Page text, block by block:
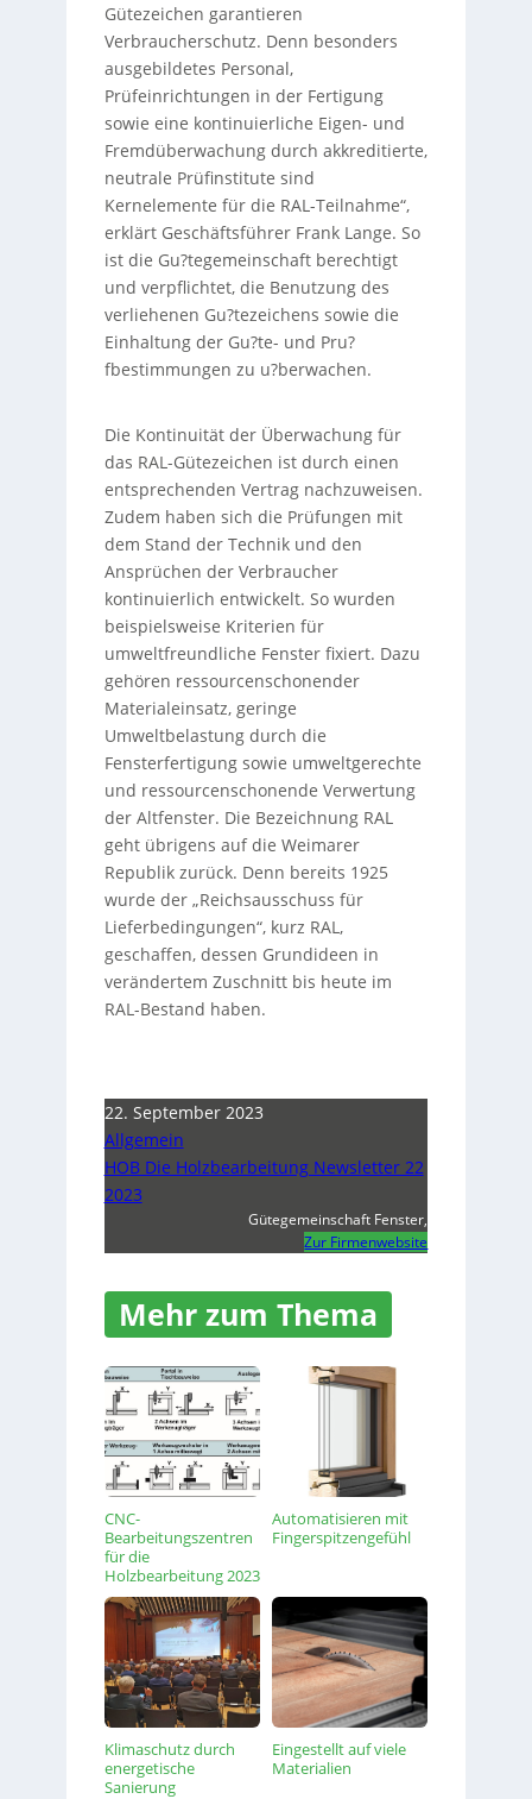
Gütezeichen garantieren
Verbraucherschutz. Denn besonders
ausgebildetes Personal,
Prüfeinrichtungen in der Fertigung
sowie eine kontinuierliche Eigen- und
Fremdüberwachung durch akkreditierte,
neutrale Prüfinstitute sind
Kernelemente für die RAL-Teilnahme“,
erklärt Geschäftsführer Frank Lange. So
ist die Gu?tegemeinschaft berechtigt
und verpflichtet, die Benutzung des
verliehenen Gu?tezeichens sowie die
Einhaltung der Gu?te- und Pru?
fbestimmungen zu u?berwachen.
Die Kontinuität der Überwachung für
das RAL-Gütezeichen ist durch einen
entsprechenden Vertrag nachzuweisen.
Zudem haben sich die Prüfungen mit
dem Stand der Technik und den
Ansprüchen der Verbraucher
kontinuierlich entwickelt. So wurden
beispielsweise Kriterien für
umweltfreundliche Fenster fixiert. Dazu
gehören ressourcenschonender
Materialeinsatz, geringe
Umweltbelastung durch die
Fensterfertigung sowie umweltgerechte
und ressourcenschonende Verwertung
der Altfenster. Die Bezeichnung RAL
geht übrigens auf die Weimarer
Republik zurück. Denn bereits 1925
wurde der „Reichsausschuss für
Lieferbedingungen“, kurz RAL,
geschaffen, dessen Grundideen in
verändertem Zuschnitt bis heute im
RAL-Bestand haben.
22. September 2023
Allgemein
HOB Die Holzbearbeitung Newsletter 22
2023
Gütegemeinschaft Fenster,
Zur Firmenwebsite
Mehr zum Thema
CNC-
Bearbeitungszentren
für die
Holzbearbeitung 2023
Automatisieren mit
Fingerspitzengefühl
Klimaschutz durch
energetische
Sanierung
Eingestellt auf viele
Materialien